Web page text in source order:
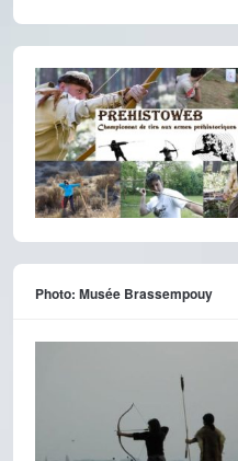
Photo: Musée Brassempouy